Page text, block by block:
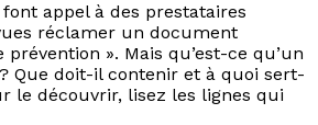
appel à des prestataires
réclamer un document
». Mais qu’est-ce qu’un
Que doit-il contenir et à quoi sert-
le découvrir, lisez les lignes qui